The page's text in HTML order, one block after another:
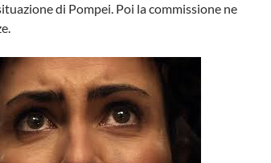
di Pompei. Poi la commissione ne